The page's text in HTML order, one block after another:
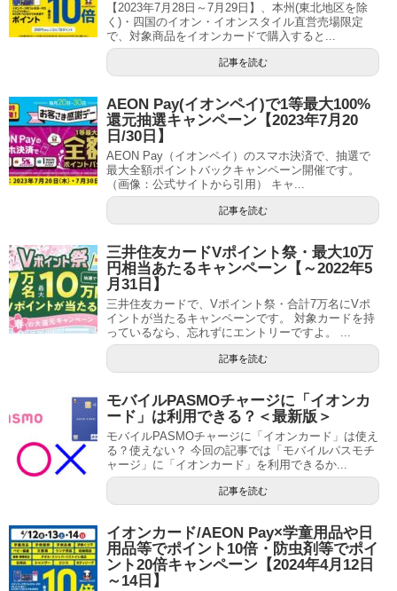
【2023年7月28日～7月29日】、本州(東北地区を除
く)・四国のイオン・イオンスタイル直営売場限定
で、対象商品をイオンカードで購入すると...
記事を読む
AEON Pay(イオンペイ)で1等最大100%
還元抽選キャンペーン【2023年7月20
日/30日】
AEON Pay（イオンペイ）のスマホ決済で、抽選で
最大全額ポイントバックキャンペーン開催です。
（画像：公式サイトから引用） キャ...
記事を読む
三井住友カードVポイント祭・最大10万
円相当あたるキャンペーン【～2022年5
月31日】
三井住友カードで、Vポイント祭・合計7万名にVポ
イントが当たるキャンペーンです。 対象カードを持
っているなら、忘れずにエントリーですよ。 ...
記事を読む
モバイルPASMOチャージに「イオンカ
ード」は利用できる？＜最新版＞
モバイルPASMOチャージに「イオンカード」は使え
る？使えない？ 今回の記事では「モバイルパスモチ
ャージ」に「イオンカード」を利用できるか...
記事を読む
イオンカード/AEON Pay×学童用品や日
用品等でポイント10倍・防虫剤等でポイ
ント20倍キャンペーン【2024年4月12日
～14日】